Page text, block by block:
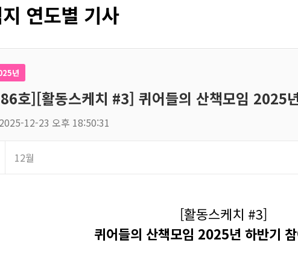
연도별 기사
년
호][활동스케치 #3] 퀴어들의 산책모임 2025
12-23 오후 18:50:31
12월
[활동스케치 #3]
퀴어들의 산책모임 2025년 하반기